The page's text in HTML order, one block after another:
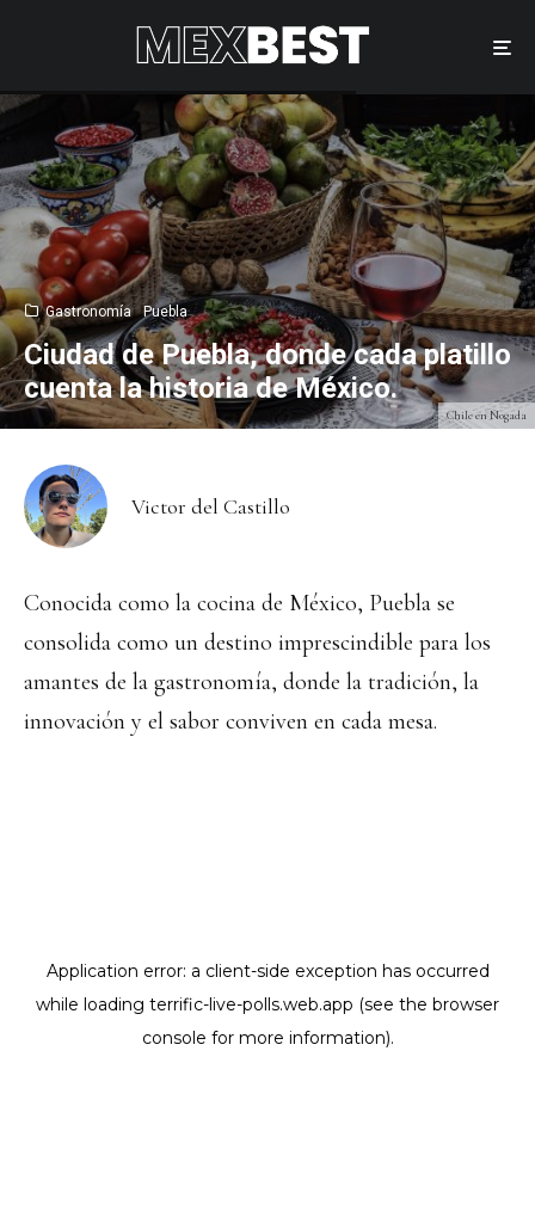
Chile en Nogada
Gastronomía Puebla
Ciudad de Puebla, donde cada platillo
cuenta la historia de México.
Victor del Castillo
Conocida como la cocina de México, Puebla se
consolida como un destino imprescindible para los
amantes de la gastronomía, donde la tradición, la
innovación y el sabor conviven en cada mesa.